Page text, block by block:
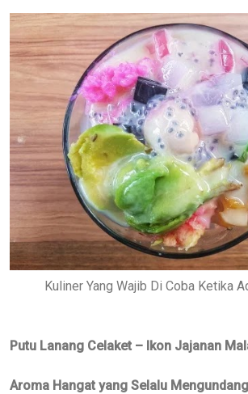
Kuliner Yang Wajib Di Coba Ketika
Putu Lanang Celaket – Ikon Jajanan
Aroma Hangat yang Selalu Mengundang